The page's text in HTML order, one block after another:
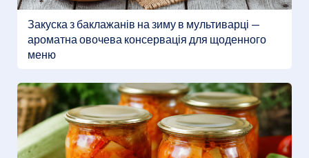
Закуска з баклажанів на зиму в мультиварці —
ароматна овочева консервація для щоденного
меню